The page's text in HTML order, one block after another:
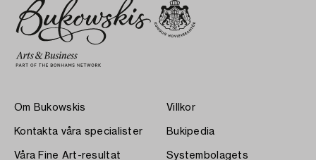
Om Bukowskis
Kontakta våra specialister
Våra Fine Art-resultat
Villkor
Bukipedia
Systembolagets